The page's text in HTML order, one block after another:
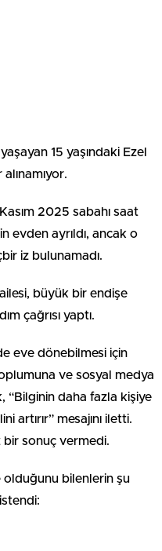
15 yaşındaki Ezel
2025 sabahı saat
evden ayrıldı, ancak o
iz bulunamadı.
ailesi, büyük bir endişe
çağrısı yaptı.
eve dönebilmesi için
ve sosyal medya
“Bilginin daha fazla kişiye
artırır” mesajını iletti.
bir sonuç vermedi.
olduğunu bilenlerin şu